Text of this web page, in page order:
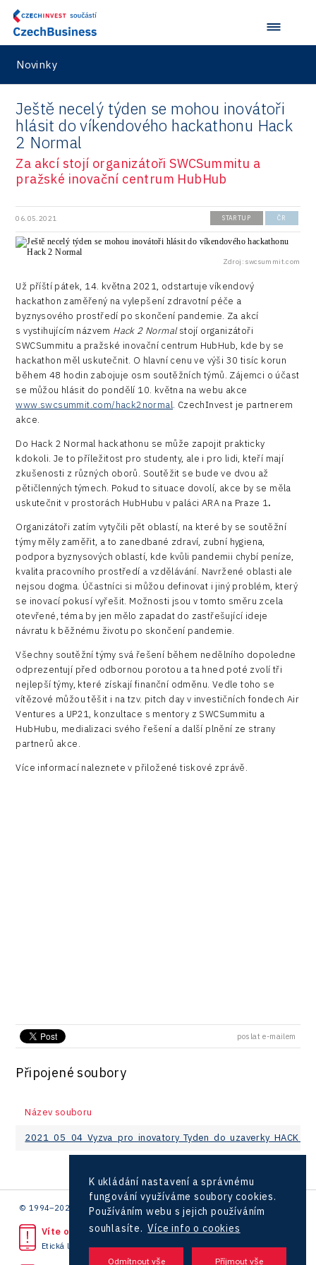
R&D
Vehicles
Novinky
Ještě necelý týden se mohou inovátoři
hlásit do víkendového hackathonu Hack
2 Normal
Za akcí stojí organizátoři SWCSummitu a
pražské inovační centrum HubHub
06.05.2021 STARTUP ČR
Zdroj: swcsummit.com
Už příští pátek, 14. května 2021, odstartuje víkendový
hackathon zaměřený na vylepšení zdravotní péče a
byznysového prostředí po skončení pandemie. Za akcí
s vystihujícím názvem Hack 2 Normalstojí organizátoři
SWCSummitu a pražské inovační centrum HubHub, kde by se
hackathon měl uskutečnit. O hlavní cenu ve výši 30 tisíc korun
během 48 hodin zabojuje osm soutěžních týmů. Zájemci o účast
se můžou hlásit do pondělí 10. května na webu akce
www.swcsummit.com/hack2normal. CzechInvest je partnerem
akce.
Do Hack 2 Normal hackathonu se může zapojit prakticky
kdokoli. Je to příležitost pro studenty, ale i pro lidi, kteří mají
zkušenosti z různých oborů. Soutěžit se bude ve dvou až
pětičlenných týmech. Pokud to situace dovolí, akce by se měla
uskutečnit v prostorách HubHubu v paláci ARA na Praze 1.
Organizátoři zatím vytyčili pět oblastí, na které by se soutěžní
týmy měly zaměřit, a to zanedbané zdraví, zubní hygiena,
podpora byznysových oblastí, kde kvůli pandemii chybí peníze,
kvalita pracovního prostředí a vzdělávání. Navržené oblasti ale
nejsou dogma. Účastníci si můžou definovat i jiný problém, který
se inovací pokusí vyřešit. Možnosti jsou v tomto směru zcela
otevřené, téma by jen mělo zapadat do zastřešující ideje
návratu k běžnému životu po skončení pandemie.
Všechny soutěžní týmy svá řešení během nedělního dopoledne
odprezentují před odbornou porotou a ta hned poté zvolí tři
nejlepší týmy, které získají finanční odměnu. Vedle toho se
vítězové můžou těšit i na tzv. pitch day v investičních fondech Air
Ventures a UP21, konzultace s mentory z SWCSummitu a
HubHubu, medializaci svého řešení a další plnění ze strany
partnerů akce.
Více informací naleznete v přiložené tiskové zprávě.
poslat e-mailem
Připojené soubory
Název souboru
© 1994–2026 CzechInvest | .
Víte o protiprávním jednání?
Etická linka
K ukládání nastavení a správnému
fungování využíváme soubory cookies.
Používáním webu s jejich používáním
souhlasíte. Více info o cookies